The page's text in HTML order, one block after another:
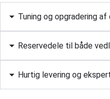
Tuning og opgradering af
Reservedele til både
Hurtig levering og